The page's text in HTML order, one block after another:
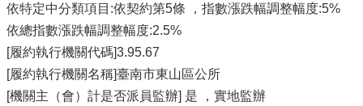
依特定中分類項目:依契約第5條 ，指數漲跌幅調整幅度:5%
依總指數漲跌幅調整幅度:2.5%
[履約執行機關代碼]3.95.67
[履約執行機關名稱]臺南市東山區公所
[機關主（會）計是否派員監辦] 是 ，實地監辦